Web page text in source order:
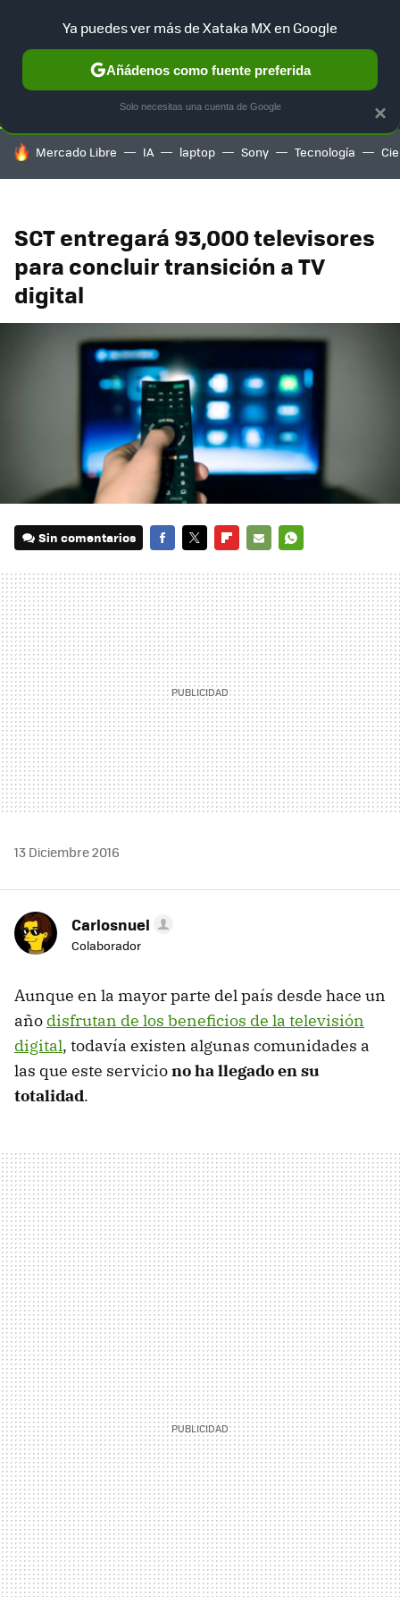
SELECCIÓN GAMING HOME AUTO TERRITORIO
HOY SE HABLA DE
Mercado Libre IA laptop Sony Tecnología
SCT entregará 93,000 televisores
para concluir transición a TV
digital
Sin comentarios
MAIL
13 Diciembre 2016
Carlosnuel
Colaborador
Aunque en la mayor parte del país desde hace un
año disfrutan de los beneficios de la televisión
digital, todavía existen algunas comunidades a
las que este serviciono ha llegado en su
totalidad.
×
Ya puedes ver más de Xataka MX en Google
Añádenos como fuente preferida
Solo necesitas una cuenta de Google